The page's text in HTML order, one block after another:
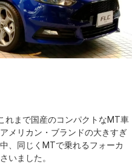
れまで国産のコンパクトなMT車
メリカン・ブランドの大きすぎ
、同じくMTで乗れるフォーカ
いました。